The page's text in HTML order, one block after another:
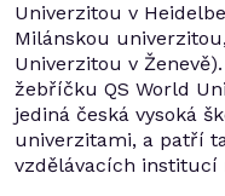
Univerzitou v
Milánskou
Univerzitou v
žebříčku QS World
jediná česká vysoká
univerzitami, a patří
vzdělávacích institucí